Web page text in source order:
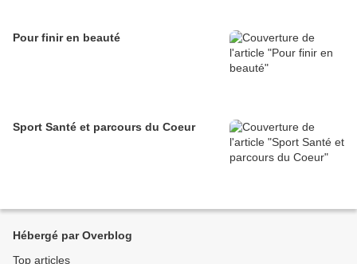
Pour finir en beauté
Sport Santé et parcours du Coeur
Hébergé par Overblog
Top articles